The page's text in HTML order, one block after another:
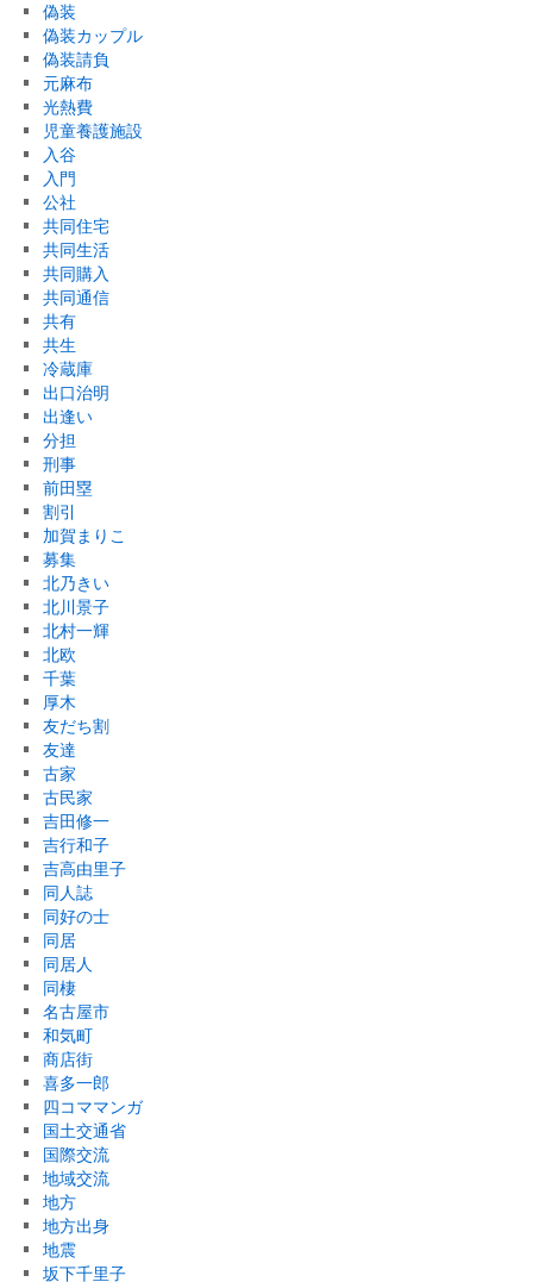
偽装
偽装カップル
偽装請負
元麻布
光熱費
児童養護施設
入谷
入門
公社
共同住宅
共同生活
共同購入
共同通信
共有
共生
冷蔵庫
出口治明
出逢い
分担
刑事
前田塁
割引
加賀まりこ
募集
北乃きい
北川景子
北村一輝
北欧
千葉
厚木
友だち割
友達
古家
古民家
吉田修一
吉行和子
吉高由里子
同人誌
同好の士
同居
同居人
同棲
名古屋市
和気町
商店街
喜多一郎
四コママンガ
国土交通省
国際交流
地域交流
地方
地方出身
地震
坂下千里子